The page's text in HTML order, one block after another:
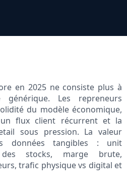
en 2025 ne consiste plus à
Les repreneurs
du modèle économique,
flux client récurrent et la
sous pression. La valeur
données tangibles : unit
stocks, marge brute,
trafic physique vs digital et